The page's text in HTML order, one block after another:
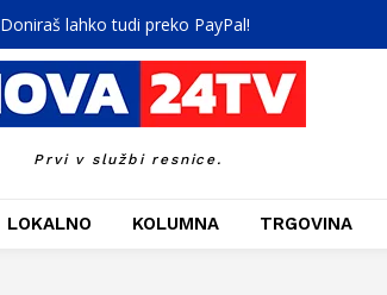
Doniraš lahko tudi preko PayPal!
Prvi v službi resnice.
LOKALNO KOLUMNA TRGOVINA